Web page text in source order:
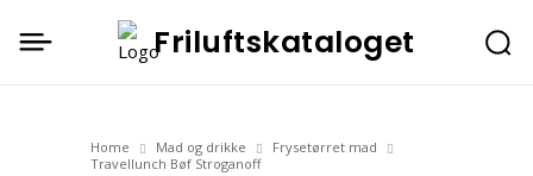
Friluftskataloget
Home Mad og drikke
Frysetørret mad
Travellunch Bøf Stroganoff